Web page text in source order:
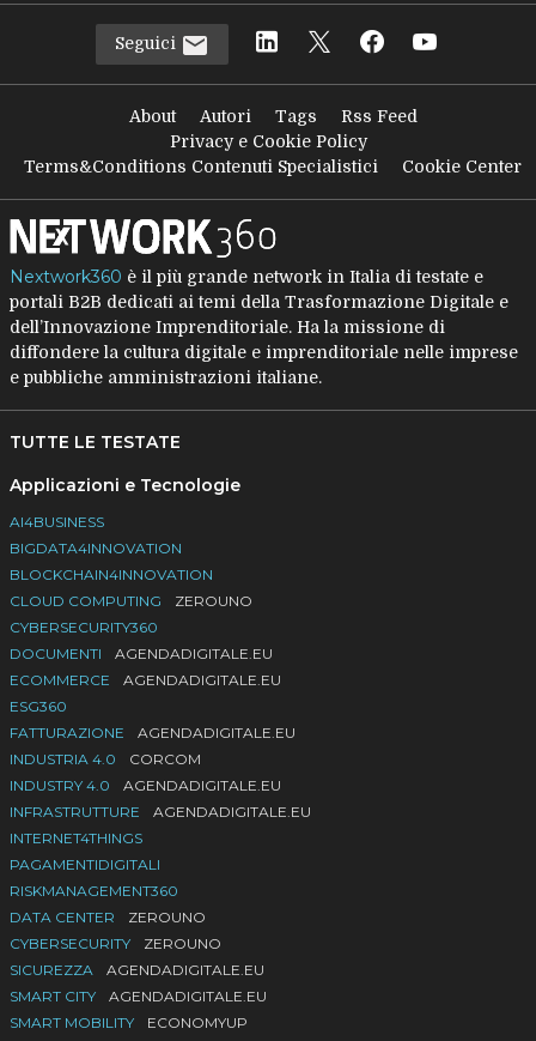
Seguici
About Autori Tags
Rss Feed
Privacy e Cookie Policy
Terms&Conditions Contenuti Specialistici
Cookie Center
Nextwork360 è il più grande network in Italia di testate e
portali B2B dedicati ai temi della Trasformazione Digitale e
dell’Innovazione Imprenditoriale. Ha la missione di
diffondere la cultura digitale e imprenditoriale nelle imprese
e pubbliche amministrazioni italiane.
TUTTE LE TESTATE
Applicazioni e Tecnologie
AI4BUSINESS
BIGDATA4INNOVATION
BLOCKCHAIN4INNOVATION
CLOUD COMPUTING
ZEROUNO
CYBERSECURITY360
DOCUMENTI
AGENDADIGITALE.EU
ECOMMERCE
AGENDADIGITALE.EU
ESG360
FATTURAZIONE
AGENDADIGITALE.EU
INDUSTRIA 4.0
CORCOM
INDUSTRY 4.0
AGENDADIGITALE.EU
INFRASTRUTTURE
AGENDADIGITALE.EU
INTERNET4THINGS
PAGAMENTIDIGITALI
RISKMANAGEMENT360
DATA CENTER
ZEROUNO
CYBERSECURITY
ZEROUNO
SICUREZZA
AGENDADIGITALE.EU
SMART CITY
AGENDADIGITALE.EU
SMART MOBILITY
ECONOMYUP